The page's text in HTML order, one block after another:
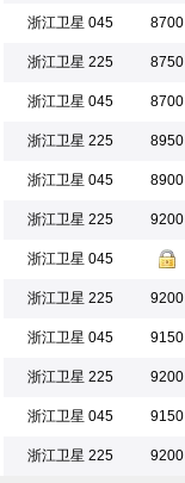
浙江卫星 045 8700
浙江卫星 225 8750
浙江卫星 045 8700
浙江卫星 225 8950
浙江卫星 045 8900
浙江卫星 225 9200
浙江卫星 045
浙江卫星 225 9200
浙江卫星 045 9150
浙江卫星 225 9200
浙江卫星 045 9150
浙江卫星 225 9200